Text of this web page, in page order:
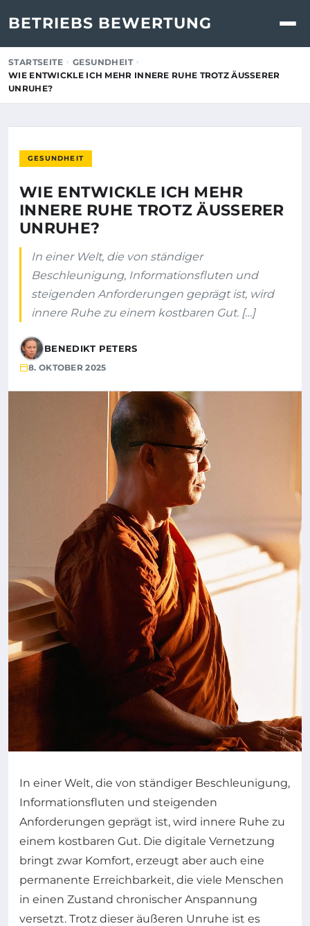
BETRIEBS BEWERTUNG
STARTSEITE
GESUNDHEIT
WIE ENTWICKLE ICH MEHR INNERE RUHE TROTZ ÄUSSERER U
NRUHE?
GESUNDHEIT
WIE ENTWICKLE ICH MEHR
INNERE RUHE TROTZ ÄUSSERER U
NRUHE?
In einer Welt, die von ständiger
Beschleunigung, Informationsfluten und
steigenden Anforderungen geprägt ist, wird
innere Ruhe zu einem kostbaren Gut. […]
BENEDIKT PETERS
8. OKTOBER 2025
In einer Welt, die von ständiger Beschleunigung,
Informationsfluten und steigenden
Anforderungen geprägt ist, wird innere Ruhe zu
einem kostbaren Gut. Die digitale Vernetzung
bringt zwar Komfort, erzeugt aber auch eine
permanente Erreichbarkeit, die viele Menschen
in einen Zustand chronischer Anspannung
versetzt. Trotz dieser äußeren Unruhe ist es